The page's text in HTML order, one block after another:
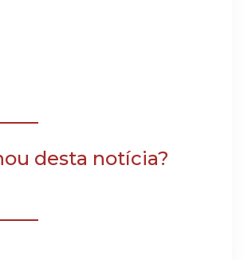
desta notícia?